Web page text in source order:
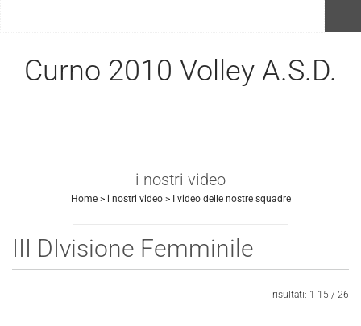
Curno 2010 Volley A.S.D.
i nostri video
Home> i nostri video> I video delle nostre squadre
Invia
III DIvisione Femminile
risultati: 1-15 / 26